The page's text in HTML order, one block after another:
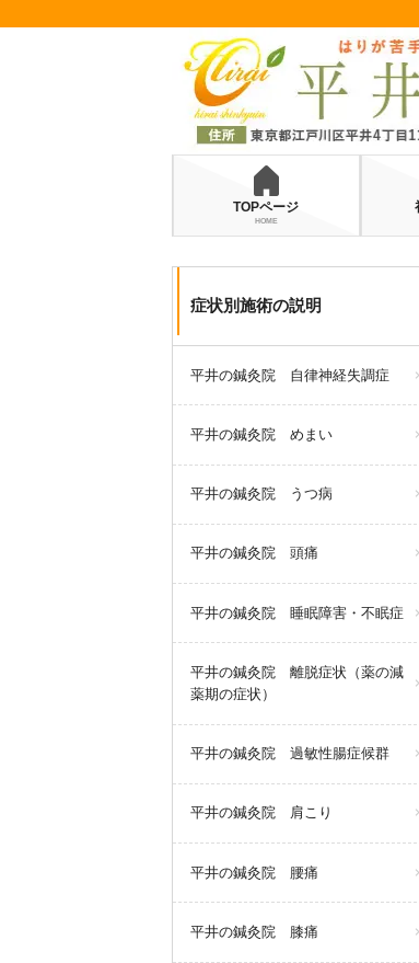
TOPページ
HOME
症状別施術の説明
平井の鍼灸院 自律神経失調症
平井の鍼灸院 めまい
平井の鍼灸院 うつ病
平井の鍼灸院 頭痛
平井の鍼灸院 睡眠障害・不眠症
平井の鍼灸院 離脱症状（薬の減
薬期の症状）
平井の鍼灸院 過敏性腸症候群
平井の鍼灸院 肩こり
平井の鍼灸院 腰痛
平井の鍼灸院 膝痛